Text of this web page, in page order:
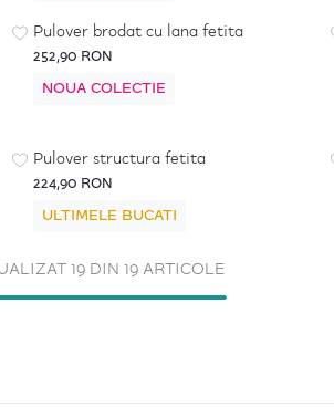
Pulover brodat cu lana fetita
252,90 RON
NOUA COLECTIE
Pulover structura fetita
224,90 RON
ULTIMELE BUCATI
19 DIN 19 ARTICOLE